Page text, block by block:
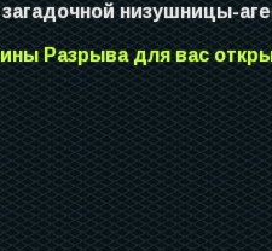
низушницы-
Разрыва для вас